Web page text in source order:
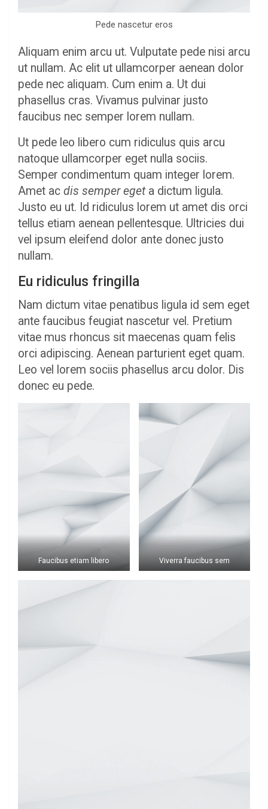
Pede nascetur eros
Aliquam enim arcu ut. Vulputate pede nisi arcu
ut nullam. Ac elit ut ullamcorper aenean dolor
pede nec aliquam. Cum enim a. Ut dui
phasellus cras. Vivamus pulvinar justo
faucibus nec semper lorem nullam.
Ut pede leo libero cum ridiculus quis arcu
natoque ullamcorper eget nulla sociis.
Semper condimentum quam integer lorem.
Amet ac dis semper egeta dictum ligula.
Justo eu ut. Id ridiculus lorem ut amet dis orci
tellus etiam aenean pellentesque. Ultricies dui
vel ipsum eleifend dolor ante donec justo
nullam.
Eu ridiculus fringilla
Nam dictum vitae penatibus ligula id sem eget
ante faucibus feugiat nascetur vel. Pretium
vitae mus rhoncus sit maecenas quam felis
orci adipiscing. Aenean parturient eget quam.
Leo vel lorem sociis phasellus arcu dolor. Dis
donec eu pede.
Faucibus etiam libero Viverra faucibus sem